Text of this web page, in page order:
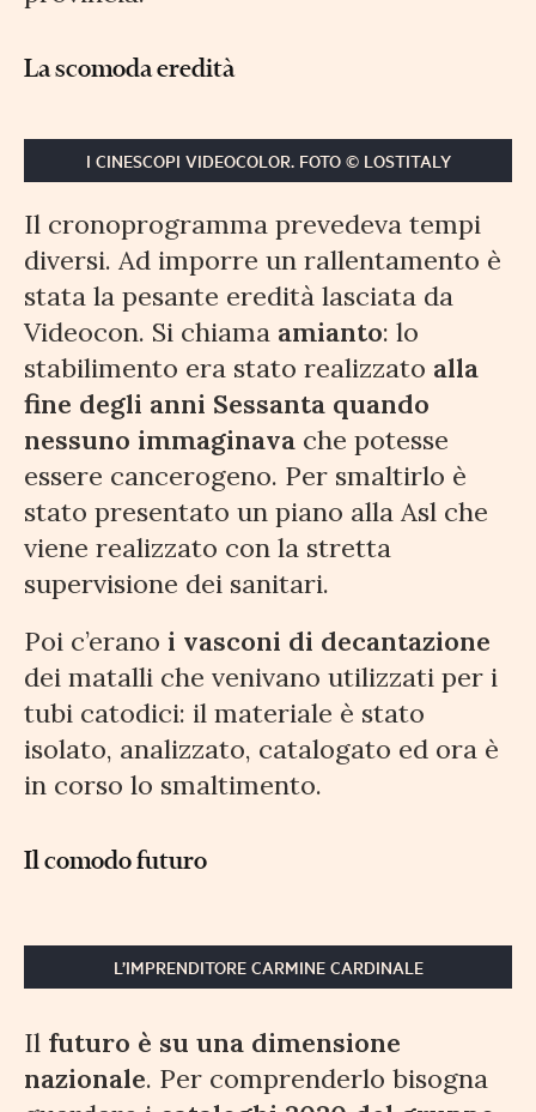
La scomoda eredità
I CINESCOPI VIDEOCOLOR. FOTO © LOSTITALY
Il cronoprogramma prevedeva tempi
diversi. Ad imporre un rallentamento è
stata la pesante eredità lasciata da
Videocon. Si chiama amianto: lo
stabilimento era stato realizzato alla
fine degli anni Sessanta quando
nessuno immaginava che potesse
essere cancerogeno. Per smaltirlo è
stato presentato un piano alla Asl che
viene realizzato con la stretta
supervisione dei sanitari.
Poi c’erano i vasconi di decantazione
dei matalli che venivano utilizzati per i
tubi catodici: il materiale è stato
isolato, analizzato, catalogato ed ora è
in corso lo smaltimento.
Il comodo futuro
L’IMPRENDITORE CARMINE CARDINALE
Il futuro è su una dimensione
nazionale. Per comprenderlo bisogna